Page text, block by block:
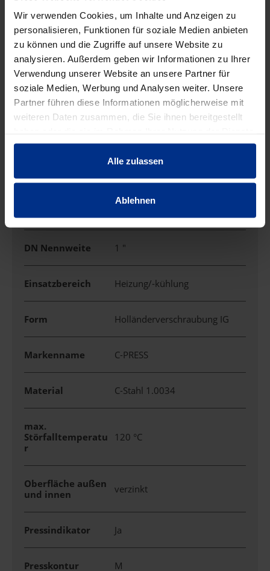
Wir verwenden Cookies, um Inhalte und Anzeigen zu
personalisieren, Funktionen für soziale Medien anbieten
zu können und die Zugriffe auf unsere Website zu
analysieren. Außerdem geben wir Informationen zu Ihrer
Verwendung unserer Website an unsere Partner für
soziale Medien, Werbung und Analysen weiter. Unsere
Partner führen diese Informationen möglicherweise mit
weiteren Daten zusammen, die Sie ihnen bereitgestellt
gesammelt haben.
Alle zulassen
Ablehnen
EIGENSCHAFTEN
Ausführung Muffe/Gewinde
Außendurchmess
er
28 mm
DN 25
DN Abgang 25 mm
DN Nennweite 1 "
Einsatzbereich Heizung/-kühlung
Form Holländerverschraubung IG
Markenname C-PRESS
Material C-Stahl 1.0034
max.
Störfalltemperatu
r
120 °C
Oberfläche außen
und innen
verzinkt
Pressindikator Ja
Presskontur M